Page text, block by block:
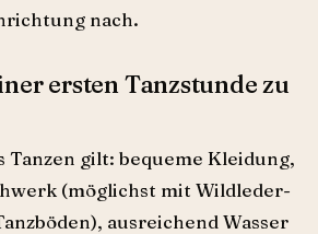
nach.
ersten Tanzstunde zu
Tanzen gilt: bequeme Kleidung,
(möglichst mit Wildleder­
ausreichend Wasser